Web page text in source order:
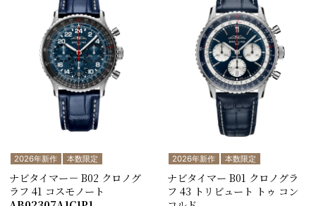
2026年新作 本数限定
ナビタイマー－ B02 クロノグ
ラフ 41 コスモノート
2026年新作 本数限定
ナビタイマー B01 クロノグラ
フ 43 トリビュート トゥ コン